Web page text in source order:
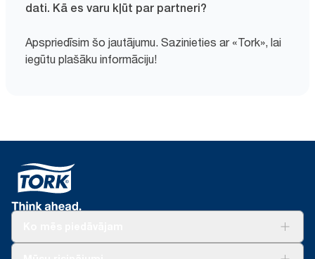
dati. Kā es varu kļūt par partneri?
Apspriedīsim šo jautājumu. Sazinieties ar «Tork», lai
iegūtu plašāku informāciju!